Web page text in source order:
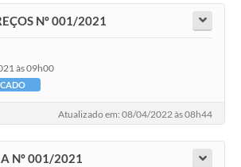
Nº 001/2021
às 09h00
Atualizado em: 08/04/2022 às 08h44
Nº 001/2021